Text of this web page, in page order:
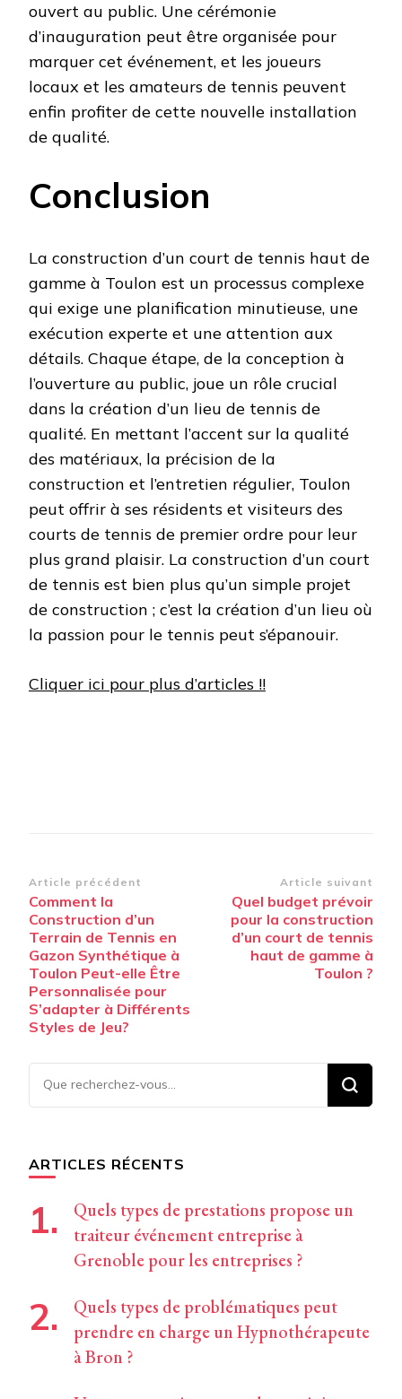
ouvert au public. Une cérémonie
d’inauguration peut être organisée pour
marquer cet événement, et les joueurs
locaux et les amateurs de tennis peuvent
enfin profiter de cette nouvelle installation
de qualité.
Conclusion
La construction d’un court de tennis haut de
gamme à Toulon est un processus complexe
qui exige une planification minutieuse, une
exécution experte et une attention aux
détails. Chaque étape, de la conception à
l’ouverture au public, joue un rôle crucial
dans la création d’un lieu de tennis de
qualité. En mettant l’accent sur la qualité
des matériaux, la précision de la
construction et l’entretien régulier, Toulon
peut offrir à ses résidents et visiteurs des
courts de tennis de premier ordre pour leur
plus grand plaisir. La construction d’un court
de tennis est bien plus qu’un simple projet
de construction ; c’est la création d’un lieu où
la passion pour le tennis peut s’épanouir.
Cliquer ici pour plus d’articles !!
Navigation
d’article
Article précédent
Comment la
Construction d’un
Terrain de Tennis en
Gazon Synthétique à
Toulon Peut-elle Être
Personnalisée pour
S’adapter à Différents
Styles de Jeu?
Article suivant
Quel budget prévoir
pour la construction
d’un court de tennis
haut de gamme à
Toulon ?
Vous
recherchiez
ARTICLES RÉCENTS
Quels types de prestations propose un
traiteur événement entreprise à
Grenoble pour les entreprises ?
Quels types de problématiques peut
prendre en charge un Hypnothérapeute
à Bron ?